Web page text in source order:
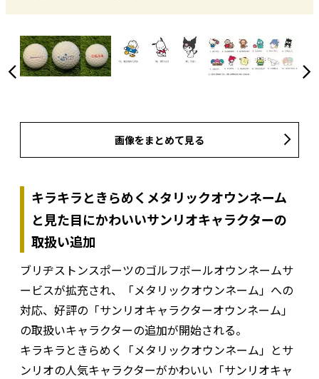
画像をまとめて見る
キラキラときらめくメタリックオウンネーム
と見た目にかわいいサンリオキャラクターの
取扱い追加
ブリヂストンスポーツのゴルフボールオウンネームサ
ービスが拡充され、「メタリックオウンネーム」への
対応、好評の「サンリオキャラクターオウンネーム」
の取扱いキャラクターの追加が開始される。
キラキラときらめく「メタリックオウンネーム」とサ
ンリオの人気キャラクターがかわいい「サンリオキャ